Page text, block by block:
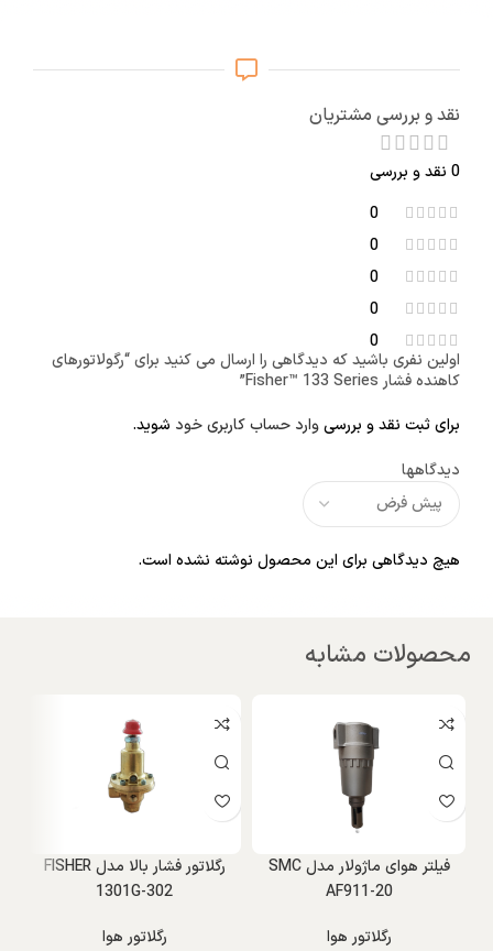
نقد و بررسی مشتریان
0 نقد و بررسی
0
0
0
0
0
دیدگاهها
هیچ دیدگاهی برای این محصول نوشته نشده است.
اولین نفری باشید که دیدگاهی را ارسال می کنید برای “رگولاتورهای
کاهنده فشار Fisher™ 133 Series”
برای ثبت نقد و بررسیوارد حساب کاربری خود شوید.
محصولات مشابه
فیلتر هوای ماژولار مدل SMC
AF911-20
رگلاتور هوا
رگلاتور فشار بالا مدل FISHER
1301G-302
رگلاتور هوا